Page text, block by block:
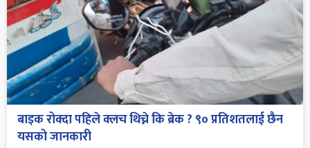
बाइक रोक्दा पहिले क्लच थिच्ने कि ब्रेक ? ९० प्रतिशतलाई छैन
यसको जानकारी